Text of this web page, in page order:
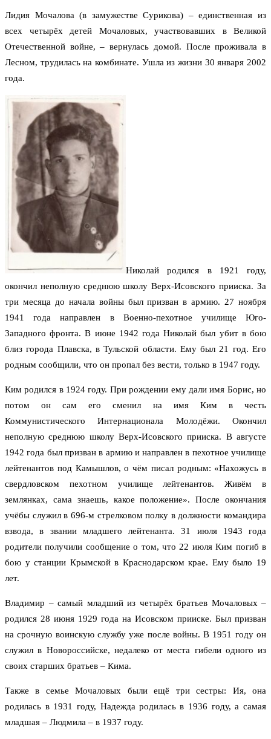
Лидия Мочалова (в замужестве Сурикова) – единственная из
всех четырёх детей Мочаловых, участвовавших в Великой
Отечественной войне, – вернулась домой. После проживала в
Лесном, трудилась на комбинате. Ушла из жизни 30 января 2002
года.
Николай родился в 1921 году,
окончил неполную среднюю школу Верх-Исовского прииска. За
три месяца до начала войны был призван в армию. 27 ноября
1941 года направлен в Военно-пехотное училище Юго-
Западного фронта. В июне 1942 года Николай был убит в бою
близ города Плавска, в Тульской области. Ему был 21 год. Его
родным сообщили, что он пропал без вести, только в 1947 году.
Ким родился в 1924 году. При рождении ему дали имя Борис, но
потом он сам его сменил на имя Ким в честь
Коммунистического Интернационала Молодёжи. Окончил
неполную среднюю школу Верх-Исовского прииска. В августе
1942 года был призван в армию и направлен в пехотное училище
лейтенантов под Камышлов, о чём писал родным: «Нахожусь в
свердловском пехотном училище лейтенантов. Живём в
землянках, сама знаешь, какое положение». После окончания
учёбы служил в 696-м стрелковом полку в должности командира
взвода, в звании младшего лейтенанта. 31 июля 1943 года
родители получили сообщение о том, что 22 июля Ким погиб в
бою у станции Крымской в Краснодарском крае. Ему было 19
лет.
Владимир – самый младший из четырёх братьев Мочаловых –
родился 28 июня 1929 года на Исовском прииске. Был призван
на срочную воинскую службу уже после войны. В 1951 году он
служил в Новороссийске, недалеко от места гибели одного из
своих старших братьев – Кима.
Также в семье Мочаловых были ещё три сестры: Ия, она
родилась в 1931 году, Надежда родилась в 1936 году, а самая
младшая – Людмила – в 1937 году.